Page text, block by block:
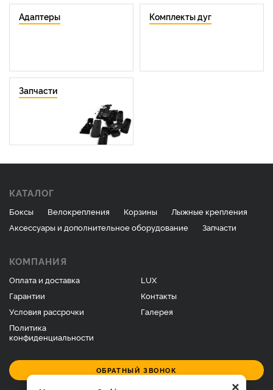
Адаптеры Комплекты дуг
Запчасти
КАТАЛОГ
Боксы Велокрепления Корзины
Лыжные крепления
Аксессуары и дополнительное оборудование
Запчасти
КОМПАНИЯ
Оплата и доставка
Гарантии
Условия рассрочки
Политика
конфиденциальности
LUX
Контакты
Галерея
ОБРАТНЫЙ ЗВОНОК
×